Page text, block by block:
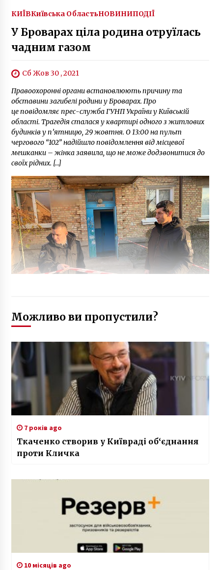
КИЇВКиївська ОбластьНОВИНИПОДІЇ
У Броварах ціла родина отруїлась
чадним газом
Сб Жов 30 , 2021
Правоохоронні органи встановлюють причину та
обставини загибелі родини у Броварах. Про
це повідомляє прес-служба ГУНП України у Київській
області. Трагедія сталася у квартирі одного з житлових
будинків у п’ятницю, 29 жовтня. О 13:00 на пульт
чергового “102” надійшло повідомлення від місцевої
мешканки – жінка заявила, що не може додзвонитися до
своїх рідних. […]
Можливо ви пропустили?
7 років ago
Ткаченко створив у Київраді об‘єднання
проти Кличка
10 місяців ago